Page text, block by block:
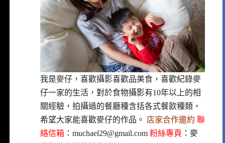
我是麥仔，喜歡攝影喜歡品美食，喜歡紀錄麥
仔一家的生活，對於食物攝影有10年以上的相
關經驗，拍攝過的餐廳種含括各式餐飲種類，
希望大家能喜歡麥仔的作品。 店家合作邀約 聯
絡信箱： muchael29@gmail.com 粉絲專頁 ： 麥